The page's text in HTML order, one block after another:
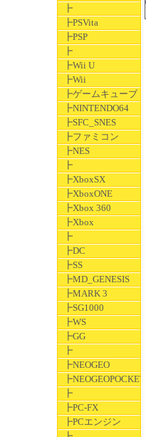
┣
┣PSVita
┣PSP
┣
┣Wii U
┣Wii
┣ゲームキューブ
┣NINTENDO64
┣SFC_SNES
┣ファミコン
┣NES
┣
┣XboxSX
┣XboxONE
┣Xbox 360
┣Xbox
┣
┣DC
┣SS
┣MD_GENESIS
┣MARK 3
┣SG1000
┣WS
┣GG
┣
┣NEOGEO
┣NEOGEOPOCKET
┣
┣PC-FX
┣PCエンジン